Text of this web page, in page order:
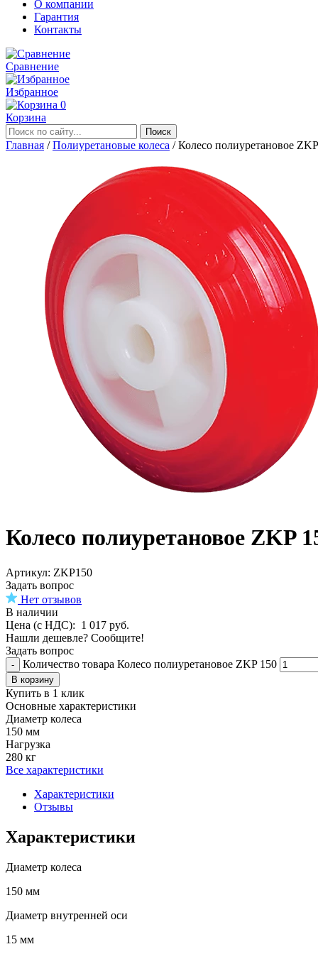
О компании
Гарантия
Контакты
Сравнение
Избранное
0
Корзина
Главная /Полиуретановые колеса /Колесо полиуретановое
Колесо полиуретановое ZKP
Aртикул: ZKP150
Задать вопрос
Нет отзывов
В наличии
Цена (с НДС): 1 017 руб.
Нашли дешевле? Сообщите!
Задать вопрос
- Количество товара Колесо полиуретановое ZKP 150
В корзину
Купить в 1 клик
Основные характеристики
Диаметр колеса
150 мм
Нагрузка
280 кг
Все характеристики
Характеристики
Отзывы
Характеристики
Диаметр колеса
150 мм
Диаметр внутренней оси
15 мм